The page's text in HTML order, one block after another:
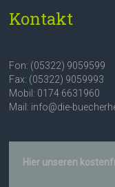
Kontakt
Fon: (05322) 9059599
Fax: (05322) 9059993
Mobil: 0174 6631960
Mail: info@die-
Hier unseren